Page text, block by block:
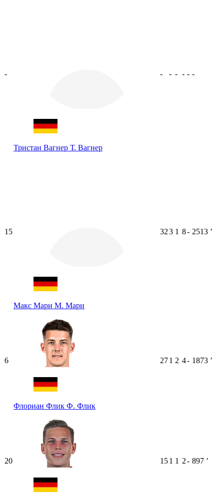
-
Тристан Вагнер Т. Вагнер
- - - - - -
15
Макс Мари М. Мари
323 1 8- 2513 ʼ
6
Флориан Флик Ф. Флик
271 2 4- 1873 ʼ
20 151 1 2- 897 ʼ